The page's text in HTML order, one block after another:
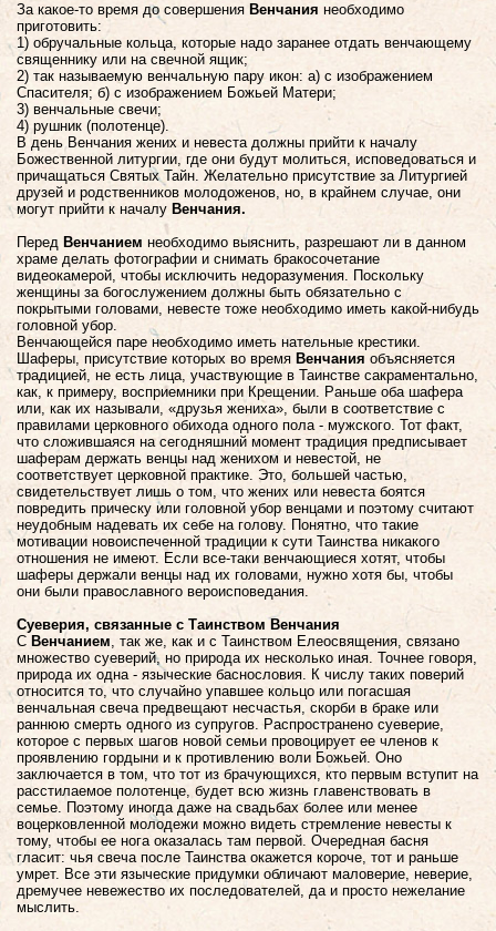
За какое-то время до совершения Венчания необходимо
приготовить:
1) обручальные кольца, которые надо заранее отдать венчающему
священнику или на свечной ящик;
2) так называемую венчальную пару икон: а) с изображением
Спасителя; б) с изображением Божьей Матери;
3) венчальные свечи;
4) рушник (полотенце).
В день Венчания жених и невеста должны прийти к началу
Божественной литургии, где они будут молиться, исповедоваться и
причащаться Святых Тайн. Желательно присутствие за Литургией
друзей и родственников молодоженов, но, в крайнем случае, они
могут прийти к началу Венчания.
Перед Венчанием необходимо выяснить, разрешают ли в данном
храме делать фотографии и снимать бракосочетание
видеокамерой, чтобы исключить недоразумения. Поскольку
женщины за богослужением должны быть обязательно с
покрытыми головами, невесте тоже необходимо иметь какой-нибудь
головной убор.
Венчающейся паре необходимо иметь нательные крестики.
Шаферы, присутствие которых во время Венчания объясняется
традицией, не есть лица, участвующие в Таинстве сакраментально,
как, к примеру, восприемники при Крещении. Раньше оба шафера
или, как их называли, «друзья жениха», были в соответствие с
правилами церковного обихода одного пола - мужского. Тот факт,
что сложившаяся на сегодняшний момент традиция предписывает
шаферам держать венцы над женихом и невестой, не
соответствует церковной практике. Это, большей частью,
свидетельствует лишь о том, что жених или невеста боятся
повредить прическу или головной убор венцами и поэтому считают
неудобным надевать их себе на голову. Понятно, что такие
мотивации новоиспеченной традиции к сути Таинства никакого
отношения не имеют. Если все-таки венчающиеся хотят, чтобы
шаферы держали венцы над их головами, нужно хотя бы, чтобы
они были православного вероисповедания.
Суеверия, связанные с Таинством Венчания
С Венчанием, так же, как и с Таинством Елеосвящения, связано
множество суеверий, но природа их несколько иная. Точнее говоря,
природа их одна - языческие баснословия. К числу таких поверий
относится то, что случайно упавшее кольцо или погасшая
венчальная свеча предвещают несчастья, скорби в браке или
раннюю смерть одного из супругов. Распространено суеверие,
которое с первых шагов новой семьи провоцирует ее членов к
проявлению гордыни и к противлению воли Божьей. Оно
заключается в том, что тот из брачующихся, кто первым вступит на
расстилаемое полотенце, будет всю жизнь главенствовать в
семье. Поэтому иногда даже на свадьбах более или менее
воцерковленной молодежи можно видеть стремление невесты к
тому, чтобы ее нога оказалась там первой. Очередная басня
гласит: чья свеча после Таинства окажется короче, тот и раньше
умрет. Все эти языческие придумки обличают маловерие, неверие,
дремучее невежество их последователей, да и просто нежелание
мыслить.